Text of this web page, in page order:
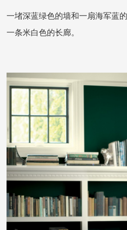
一堵深蓝绿色的墙和一扇海军蓝
一条米白色的长廊。